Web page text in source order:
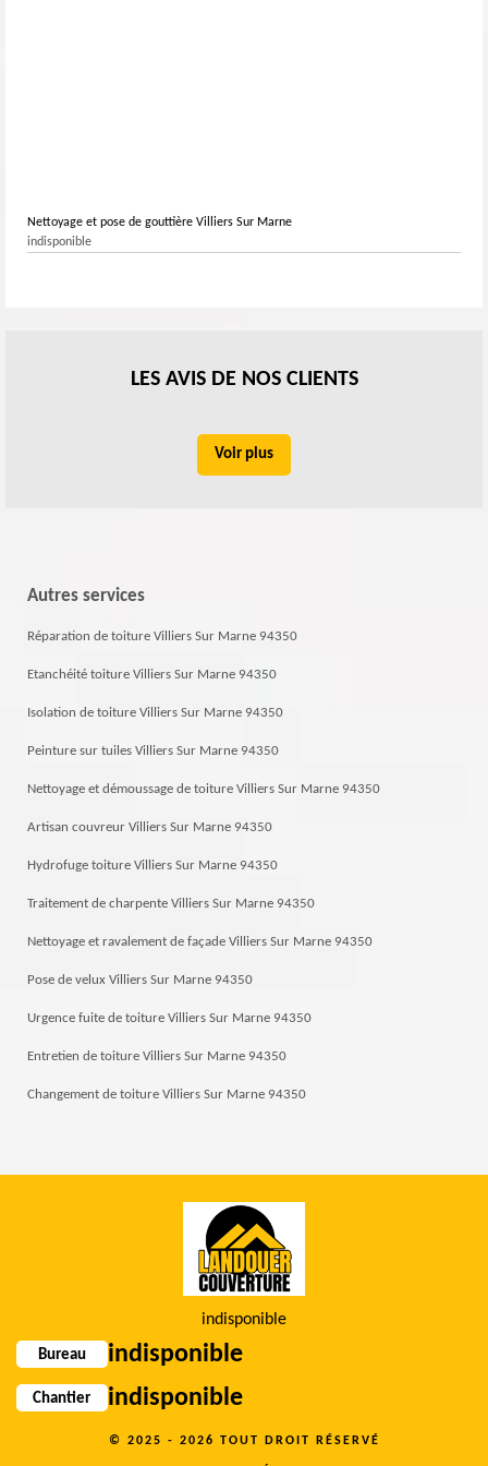
Nettoyage et pose de gouttière Villiers Sur Marne
indisponible
LES AVIS DE NOS CLIENTS
Voir plus
Autres services
Réparation de toiture Villiers Sur Marne 94350
Etanchéité toiture Villiers Sur Marne 94350
Isolation de toiture Villiers Sur Marne 94350
Peinture sur tuiles Villiers Sur Marne 94350
Nettoyage et démoussage de toiture Villiers Sur Marne 94350
Artisan couvreur Villiers Sur Marne 94350
Hydrofuge toiture Villiers Sur Marne 94350
Traitement de charpente Villiers Sur Marne 94350
Nettoyage et ravalement de façade Villiers Sur Marne 94350
Pose de velux Villiers Sur Marne 94350
Urgence fuite de toiture Villiers Sur Marne 94350
Entretien de toiture Villiers Sur Marne 94350
Changement de toiture Villiers Sur Marne 94350
indisponible
Bureau indisponible
Chantier indisponible
© 2025 - 2026 TOUT DROIT RÉSERVÉ